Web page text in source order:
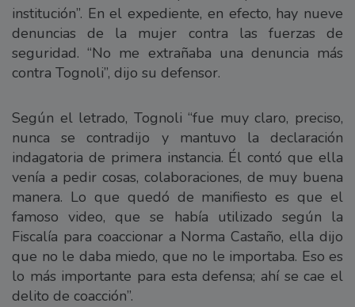
institución”. En el expediente, en efecto, hay nueve
denuncias de la mujer contra las fuerzas de
seguridad. “No me extrañaba una denuncia más
contra Tognoli”, dijo su defensor.
Según el letrado, Tognoli “fue muy claro, preciso,
nunca se contradijo y mantuvo la declaración
indagatoria de primera instancia. Él contó que ella
venía a pedir cosas, colaboraciones, de muy buena
manera. Lo que quedó de manifiesto es que el
famoso video, que se había utilizado según la
Fiscalía para coaccionar a Norma Castaño, ella dijo
que no le daba miedo, que no le importaba. Eso es
lo más importante para esta defensa; ahí se cae el
delito de coacción”.